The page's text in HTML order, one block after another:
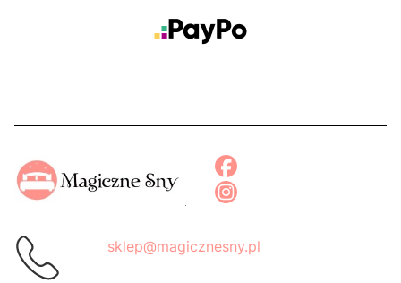
sklep@magicznesny.pl